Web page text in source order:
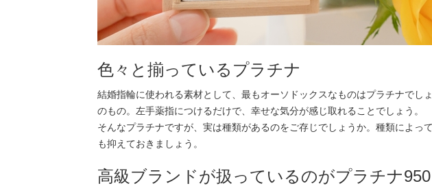
色々と揃っているプラチナ
結婚指輪に使われる素材として、最もオーソドックスなものはプラチナでし
のもの。左手薬指につけるだけで、幸せな気分が感じ取れることでしょう。
そんなプラチナですが、実は種類があるのをご存じでしょうか。種類によっ
も抑えておきましょう。
高級ブランドが扱っているのがプラチナ950